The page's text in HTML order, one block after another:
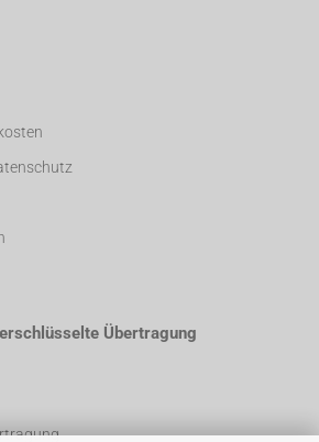
Übertragung